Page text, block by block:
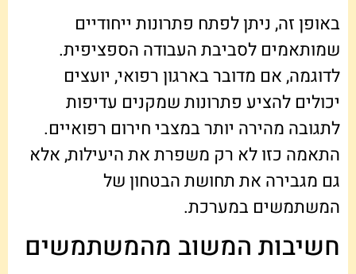
באופן זה, ניתן לפתח פתרונות ייחודיים
שמותאמים לסביבת העבודה הספציפית.
לדוגמה, אם מדובר בארגון רפואי, יועצים
יכולים להציע פתרונות שמקנים עדיפות
לתגובה מהירה יותר במצבי חירום רפואיים.
התאמה כזו לא רק משפרת את היעילות, אלא
גם מגבירה את תחושת הבטחון של
המשתמשים במערכת.
חשיבות המשוב מהמשתמשים